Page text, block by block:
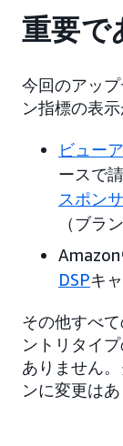
重要で
今回のアッ
ン指標の表
ビュー
ースで
スポン
（ブラ
DSPキ
その他すべ
ントリタイ
ありません
ンに変更はあ